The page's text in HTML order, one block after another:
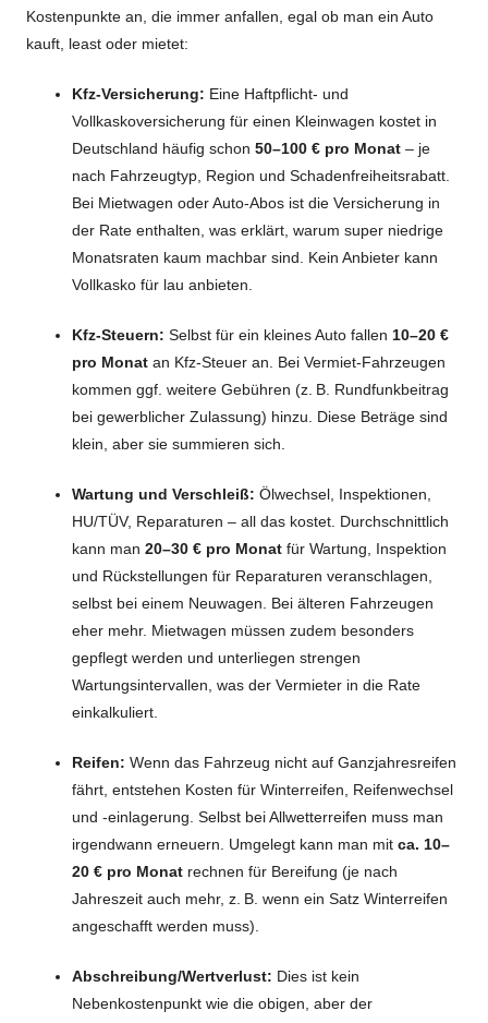
Kostenpunkte an, die immer anfallen, egal ob man ein Auto
kauft, least oder mietet:
Kfz-Versicherung: Eine Haftpflicht- und
Vollkaskoversicherung für einen Kleinwagen kostet in
Deutschland häufig schon 50–100 € pro Monat – je
nach Fahrzeugtyp, Region und Schadenfreiheitsrabatt.
Bei Mietwagen oder Auto-Abos ist die Versicherung in
der Rate enthalten, was erklärt, warum super niedrige
Monatsraten kaum machbar sind. Kein Anbieter kann
Vollkasko für lau anbieten.
Kfz-Steuern: Selbst für ein kleines Auto fallen 10–20 €
pro Monat an Kfz-Steuer an. Bei Vermiet-Fahrzeugen
kommen ggf. weitere Gebühren (z. B. Rundfunkbeitrag
bei gewerblicher Zulassung) hinzu. Diese Beträge sind
klein, aber sie summieren sich.
Wartung und Verschleiß: Ölwechsel, Inspektionen,
HU/TÜV, Reparaturen – all das kostet. Durchschnittlich
kann man 20–30 € pro Monat für Wartung, Inspektion
und Rückstellungen für Reparaturen veranschlagen,
selbst bei einem Neuwagen. Bei älteren Fahrzeugen
eher mehr. Mietwagen müssen zudem besonders
gepflegt werden und unterliegen strengen
Wartungsintervallen, was der Vermieter in die Rate
einkalkuliert.
Reifen: Wenn das Fahrzeug nicht auf Ganzjahresreifen
fährt, entstehen Kosten für Winterreifen, Reifenwechsel
und -einlagerung. Selbst bei Allwetterreifen muss man
irgendwann erneuern. Umgelegt kann man mit ca. 10–
20 € pro Monat rechnen für Bereifung (je nach
Jahreszeit auch mehr, z. B. wenn ein Satz Winterreifen
angeschafft werden muss).
Abschreibung/Wertverlust: Dies ist kein
Nebenkostenpunkt wie die obigen, aber der